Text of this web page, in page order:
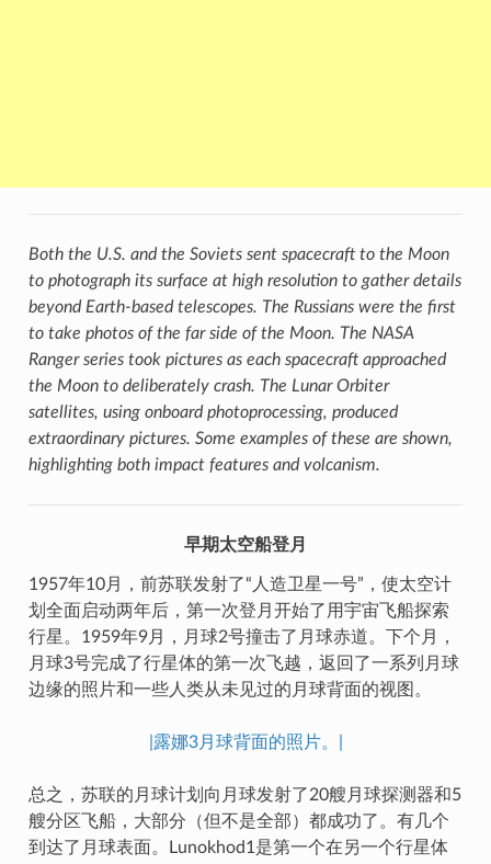
Both the U.S. and the Soviets sent spacecraft to the Moon
to photograph its surface at high resolution to gather details
beyond Earth-based telescopes. The Russians were the first
to take photos of the far side of the Moon. The NASA
Ranger series took pictures as each spacecraft approached
the Moon to deliberately crash. The Lunar Orbiter
satellites, using onboard photoprocessing, produced
extraordinary pictures. Some examples of these are shown,
highlighting both impact features and volcanism.
早期太空船登月
1957年10月，前苏联发射了“人造卫星一号”，使太空计
划全面启动两年后，第一次登月开始了用宇宙飞船探索
行星。1959年9月，月球2号撞击了月球赤道。下个月，
月球3号完成了行星体的第一次飞越，返回了一系列月球
边缘的照片和一些人类从未见过的月球背面的视图。
|露娜3月球背面的照片。|
总之，苏联的月球计划向月球发射了20艘月球探测器和5
艘分区飞船，大部分（但不是全部）都成功了。有几个
到达了月球表面。Lunokhod1是第一个在另一个行星体